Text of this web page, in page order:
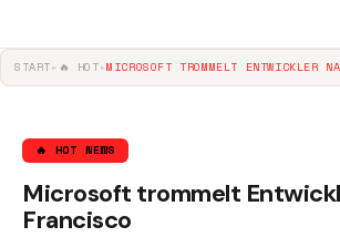
START▸ 🔥 HOT▸MICROSOFT TROMMELT ENTWICKLER
🔥 HOT NEWS
Microsoft trommelt
Francisco